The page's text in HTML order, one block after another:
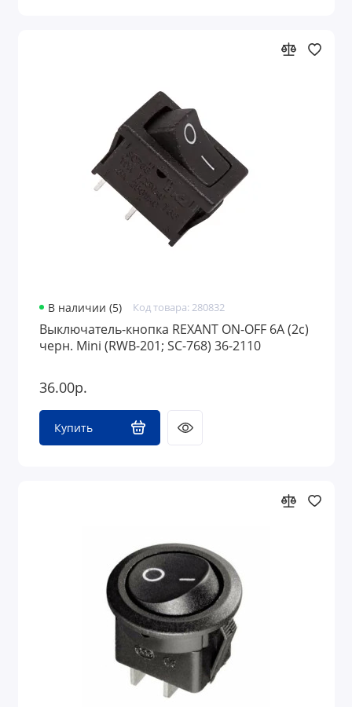
В наличии (5) Код товара: 280832
Выключатель-кнопка REXANT ON-OFF 6A (2с)
черн. Mini (RWB-201; SC-768) 36-2110
36.00р.
Купить